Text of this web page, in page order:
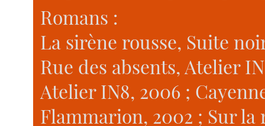
Romans :
La sirène rousse, Suite
Rue des absents, Atelier
Atelier IN8, 2006 ;
Flammarion, 2002 ; Sur la